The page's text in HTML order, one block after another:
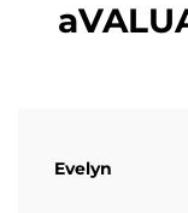
Evelyn